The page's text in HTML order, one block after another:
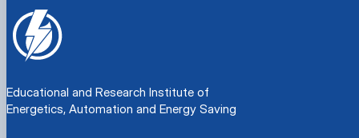
Educational and Research Institute of
Energetics, Automation and Energy Saving